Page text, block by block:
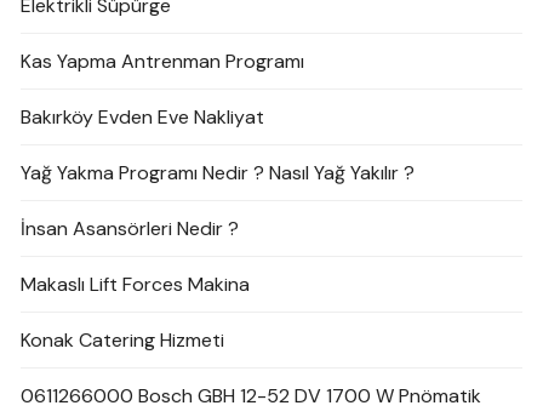
Elektrikli Süpürge
Kas Yapma Antrenman Programı
Bakırköy Evden Eve Nakliyat
Yağ Yakma Programı Nedir ? Nasıl Yağ Yakılır ?
İnsan Asansörleri Nedir ?
Makaslı Lift Forces Makina
Konak Catering Hizmeti
0611266000 Bosch GBH 12-52 DV 1700 W Pnömatik